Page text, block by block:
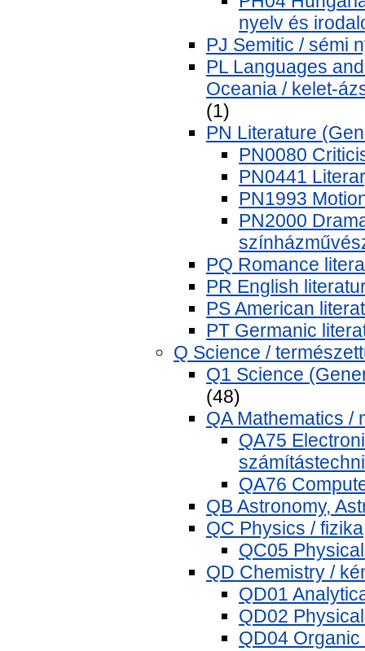
nyelv és
PJ Semitic / sémi
PL Languages
Oceania / kelet-
(1)
PN Literature
PN0080
PN0441
PN1993
PN2000
PQ Romance
PR English
PS American
PT Germanic
Q Science /
Q1 Science
(48)
QA Mathematics /
QA75
QA76
QB Astronomy,
QC Physics / fizika
QC05
QD Chemistry /
QD01
QD02
QD04